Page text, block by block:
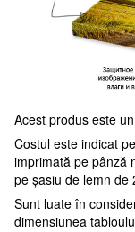
Acest produs este
Costul este indicat
imprimată pe pânză
pe șasiu de lemn de
Sunt luate în
dimensiunea